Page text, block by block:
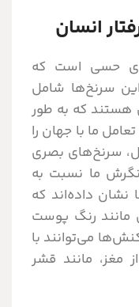
انسان
حسی است که
سرنخ‌ها شامل
هستند که به طور
ما با جهان را
سرنخ‌های بصری
نگرش ما نسبت به
نشان داده‌اند که
مانند رنگ پوست
می‌توانند با
مغز، مانند قشر